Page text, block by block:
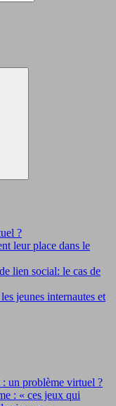
?
leur place dans le
lien social: le cas de
jeunes internautes et
un problème virtuel ?
: « ces jeux qui